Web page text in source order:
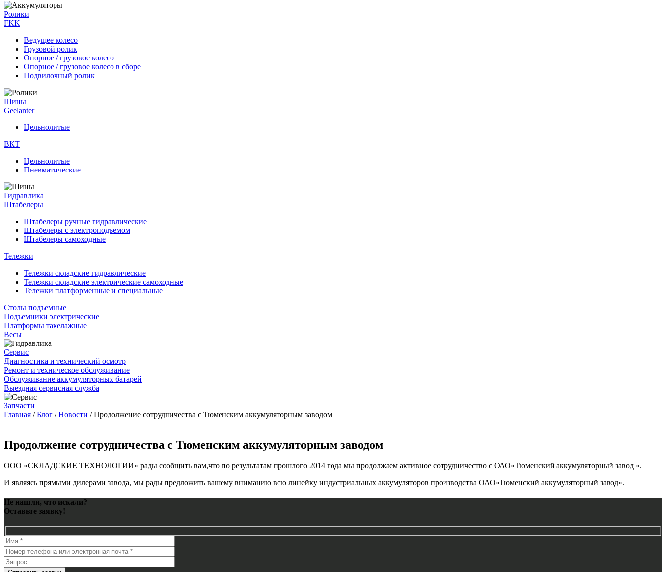
Ролики
FKK
Ведущее колесо
Грузовой ролик
Опорное / грузовое колесо
Опорное / грузовое колесо в сборе
Подвилочный ролик
Шины
Geelanter
Цельнолитые
ВКТ
Цельнолитые
Пневматические
Гидравлика
Штабелеры
Штабелеры ручные гидравлические
Штабелеры с электроподъемом
Штабелеры самоходные
Тележки
Тележки складские гидравлические
Тележки складские электрические самоходные
Тележки платформенные и специальные
Столы подъемные
Подъемники электрические
Платформы такелажные
Весы
Сервис
Диагностика и технический осмотр
Ремонт и техническое обслуживание
Обслуживание аккумуляторных батарей
Выездная сервисная служба
Запчасти
Главная /Блог /Новости /Продолжение сотрудничества с Тюменским аккумуляторным заводом
Продолжение сотрудничества с Тюменским аккумуляторным заводом
ООО «СКЛАДСКИЕ ТЕХНОЛОГИИ» рады сообщить вам,что по результатам прошлого 2014 года мы продолжаем активное сотрудничество с ОАО»Тюменский аккумуляторный завод «.
И являясь прямыми дилерами завода, мы рады предложить вашему вниманию всю линейку индустриальных аккумуляторов производства ОАО»Тюменский аккумуляторный завод».
Не нашли, что искали?
Оставьте заявку!